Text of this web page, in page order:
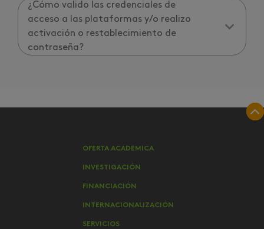
¿Cómo valido las credenciales de
acceso a las plataformas y/o realizo
activación o restablecimiento de
contraseña?
OFERTA ACADEMICA
INVESTIGACIÓN
FINANCIACIÓN
INTERNACIONALIZACIÓN
SERVICIOS